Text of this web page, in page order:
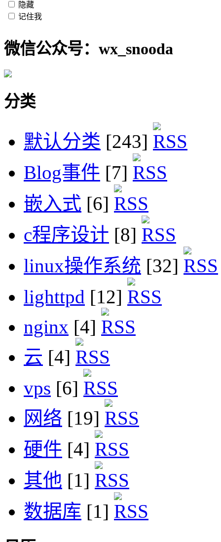
隐藏
记住我
微信公众号：wx_snooda
分类
默认分类 [243]
Blog事件 [7]
嵌入式 [6]
c程序设计 [8]
linux操作系统 [32]
lighttpd [12]
nginx [4]
云 [4]
vps [6]
网络 [19]
硬件 [4]
其他 [1]
数据库 [1]